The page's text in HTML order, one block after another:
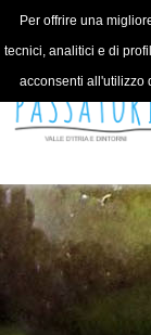
Per offrire una
tecnici, analitici e di
acconsenti all'utilizzo